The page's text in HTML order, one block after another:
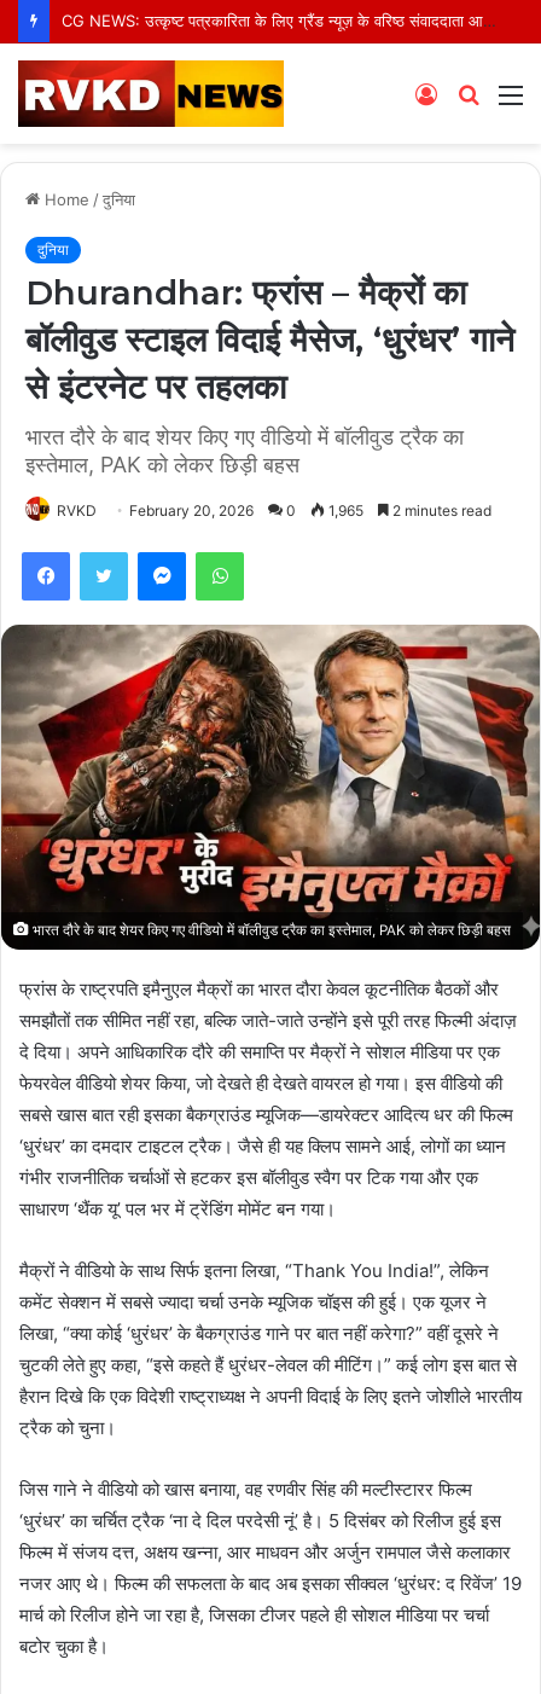
CG NEWS: उत्कृष्ट पत्रकारिता के लिए ग्रैंड न्यूज़ के वरिष्ठ संवाददाता आर.के. राजपूत हुए सम्मानित
Search
Log
Home /दुनिया
दुनिया
Dhurandhar: फ्रांस – मैक्रों का
बॉलीवुड स्टाइल विदाई मैसेज, ‘धुरंधर’ गाने
से इंटरनेट पर तहलका
भारत दौरे के बाद शेयर किए गए वीडियो में बॉलीवुड ट्रैक का
इस्तेमाल, PAK को लेकर छिड़ी बहस
RVKD February 20, 2026 0 1,965 2 minutes read
FacebookTwitter MessengerWhatsApp
भारत दौरे के बाद शेयर किए गए वीडियो में बॉलीवुड ट्रैक का इस्तेमाल, PAK को लेकर छिड़ी बहस
फ्रांस के राष्ट्रपति इमैनुएल मैक्रों का भारत दौरा केवल कूटनीतिक बैठकों और
समझौतों तक सीमित नहीं रहा, बल्कि जाते-जाते उन्होंने इसे पूरी तरह फिल्मी अंदाज़
दे दिया। अपने आधिकारिक दौरे की समाप्ति पर मैक्रों ने सोशल मीडिया पर एक
फेयरवेल वीडियो शेयर किया, जो देखते ही देखते वायरल हो गया। इस वीडियो की
सबसे खास बात रही इसका बैकग्राउंड म्यूजिक—डायरेक्टर आदित्य धर की फिल्म
‘धुरंधर’ का दमदार टाइटल ट्रैक। जैसे ही यह क्लिप सामने आई, लोगों का ध्यान
गंभीर राजनीतिक चर्चाओं से हटकर इस बॉलीवुड स्वैग पर टिक गया और एक
साधारण ‘थैंक यू’ पल भर में ट्रेंडिंग मोमेंट बन गया।
मैक्रों ने वीडियो के साथ सिर्फ इतना लिखा, “Thank You India!”, लेकिन
कमेंट सेक्शन में सबसे ज्यादा चर्चा उनके म्यूजिक चॉइस की हुई। एक यूजर ने
लिखा, “क्या कोई ‘धुरंधर’ के बैकग्राउंड गाने पर बात नहीं करेगा?” वहीं दूसरे ने
चुटकी लेते हुए कहा, “इसे कहते हैं धुरंधर-लेवल की मीटिंग।” कई लोग इस बात से
हैरान दिखे कि एक विदेशी राष्ट्राध्यक्ष ने अपनी विदाई के लिए इतने जोशीले भारतीय
ट्रैक को चुना।
जिस गाने ने वीडियो को खास बनाया, वह रणवीर सिंह की मल्टीस्टारर फिल्म
‘धुरंधर’ का चर्चित ट्रैक ‘ना दे दिल परदेसी नूं’ है। 5 दिसंबर को रिलीज हुई इस
फिल्म में संजय दत्त, अक्षय खन्ना, आर माधवन और अर्जुन रामपाल जैसे कलाकार
नजर आए थे। फिल्म की सफलता के बाद अब इसका सीक्वल ‘धुरंधर: द रिवेंज’ 19
मार्च को रिलीज होने जा रहा है, जिसका टीजर पहले ही सोशल मीडिया पर चर्चा
बटोर चुका है।